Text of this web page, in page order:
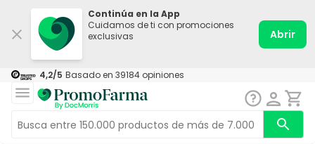
Continúa en la App
Cuidamos de ti con promociones
exclusivas
Abrir
4,2/5 Basado en 39184 opiniones